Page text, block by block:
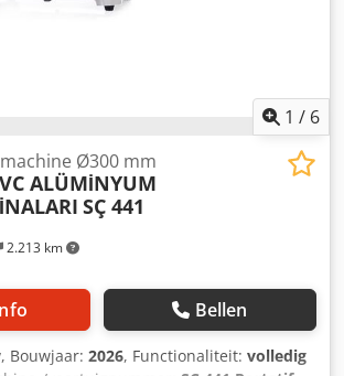
1 / 6
2.213 km
Ø300 mm
ALÜMİNYUM
SÇ 441
Bellen
, Bouwjaar: 2026, Functionaliteit: volledig